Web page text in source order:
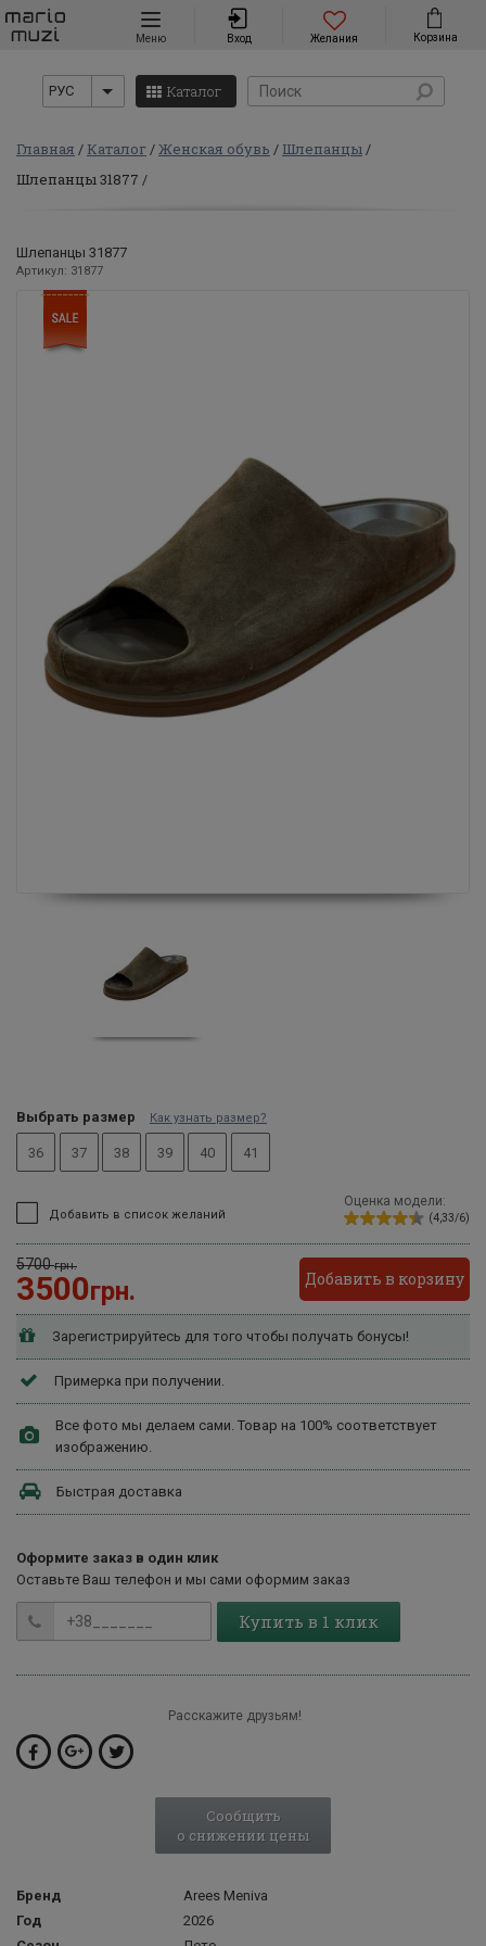
Навигация
Меню Вход Желания Корзина
РУС Каталог
Главная Каталог Женская обувь
Шлепанцы
Шлепанцы 31877
Шлепанцы 31877
Артикул: 31877
Выбрать размер Как узнать размер?
36 37 38 39 40 41
Добавить в список желаний
Оценка модели:
(4,33/6)
5700грн.
3500грн. Добавить в корзину
Зарегистрируйтесь для того чтобы получать бонусы!
Примерка при получении.
Все фото мы делаем сами. Товар на 100% соответствует
изображению.
Быстрая доставка
Оформите заказ в один клик
Оставьте Ваш телефон и мы сами оформим заказ
Купить в 1 клик
Расскажите друзьям!
Сообщить
о снижении цены
Бренд
Arees Meniva
Год
2026